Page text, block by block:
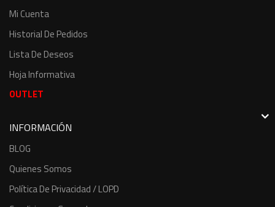
Mi Cuenta
Historial De Pedidos
Lista De Deseos
Hoja Informativa
OUTLET
INFORMACIÓN
BLOG
Quienes Somos
Política De Privacidad / LOPD